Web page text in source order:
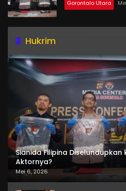
Gorontalo Utara
Hukrim
Sianida Filipina
Aktornya?
Mei 6, 2026